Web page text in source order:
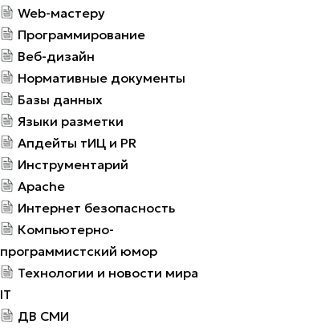
Web-мастеру
Программирование
Веб-дизайн
Нормативные документы
Базы данных
Языки разметки
Апдейты тИЦ и PR
Инструментарий
Apache
Интернет безопасность
Компьютерно-
программистский юмор
Технологии и новости мира
IT
ДВ СМИ